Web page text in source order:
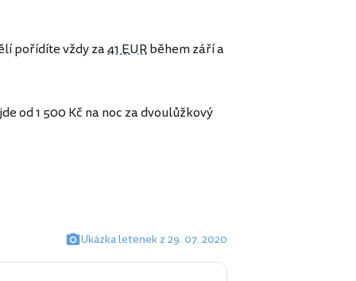
pořídíte vždy za41 EURběhem září a
od 1 500 Kč na noc za dvoulůžkový
Ukázka letenek z 29. 07. 2020